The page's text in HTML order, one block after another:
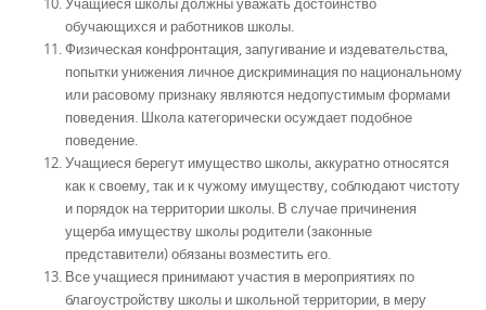
обучающихся и работников школы.
Физическая конфронтация, запугивание и издевательства,
попытки унижения личное дискриминация по национальному
или расовому признаку являются недопустимым формами
поведения. Школа категорически осуждает подобное
поведение.
Учащиеся берегут имущество школы, аккуратно относятся
как к своему, так и к чужому имуществу, соблюдают чистоту
и порядок на территории школы. В случае причинения
ущерба имуществу школы родители (законные
представители) обязаны возместить его.
Все учащиеся принимают участия в мероприятиях по
благоустройству школы и школьной территории, в меру